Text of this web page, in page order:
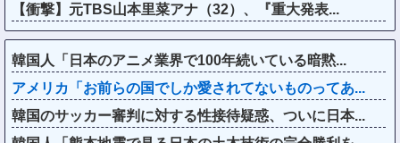
【衝撃】元TBS山本里菜アナ（32）、『重大発表...
韓国人「日本のアニメ業界で100年続いている暗黙...
アメリカ「お前らの国でしか愛されてないものってあ...
韓国のサッカー審判に対する性接待疑惑、ついに日本...